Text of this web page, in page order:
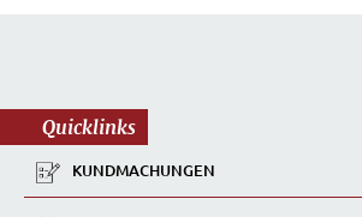
Quicklinks
KUNDMACHUNGEN